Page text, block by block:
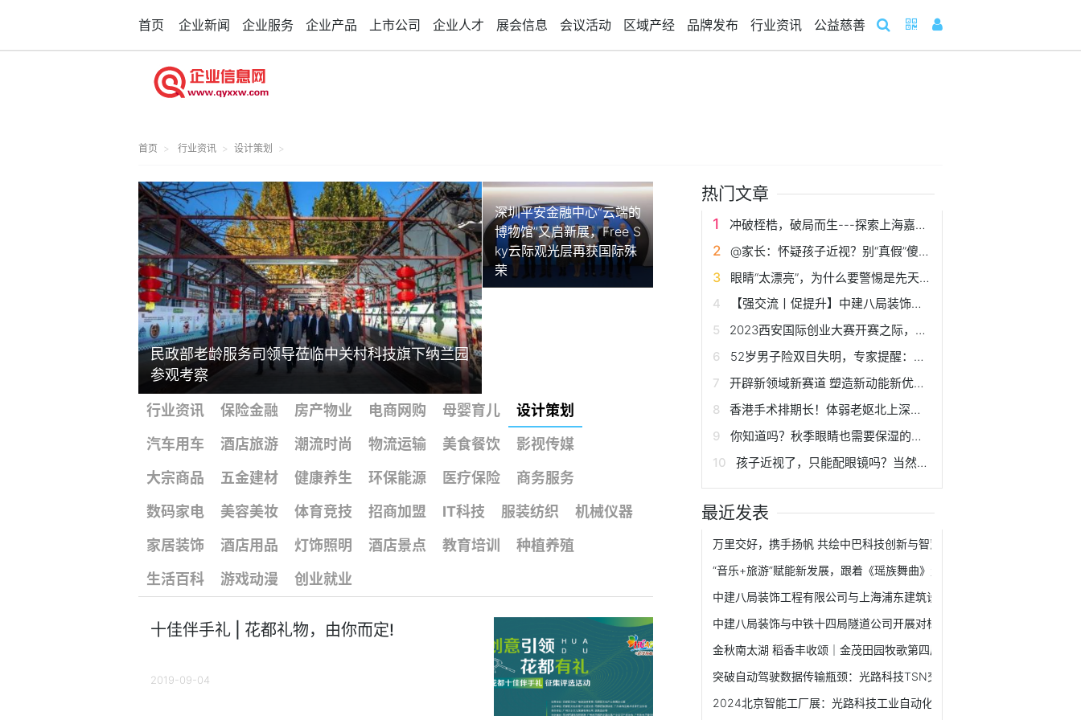
首页 企业新闻 企业服务 企业产品 上市公司 企业人才 展会信息 会议活动 区域产经 品牌发布 行业资讯 公益慈善
首页 行业资讯 设计策划
民政部老龄服务司领导莅临中关村科技旗下纳兰园
参观考察
深圳平安金融中心“云端的
博物馆”又启新展，Free S
ky云际观光层再获国际殊
荣
行业资讯 保险金融 房产物业 电商网购 母婴育儿
设计策划
汽车用车
酒店旅游 潮流时尚 物流运输 美食餐饮
影视传媒
大宗商品
五金建材 健康养生 环保能源 医疗保险
商务服务
数码家电
美容美妆 体育竞技 招商加盟 IT科技 服装纺织
机械仪器
家居装饰
酒店用品 灯饰照明 酒店景点 教育培训
种植养殖
生活百科
游戏动漫 创业就业
十佳伴手礼 | 花都礼物，由你而定!
2019-09-04
热门文章
冲破桎梏，破局而生---探索上海嘉定大融城的经营之道
@家长：怀疑孩子近视？别“真假”傻傻分不清
眼睛“太漂亮”，为什么要警惕是先天性青光眼？
【强交流丨促提升】中建八局装饰公司南方经理部同总承包公司第二分公司开展对标交流
2023西安国际创业大赛开赛之际，看高端装备制造硬核“出圈”
52岁男子险双目失明，专家提醒：糖尿病患者需警惕青光眼的发生
开辟新领域新赛道 塑造新动能新优势 | 科创赋能 助力西安建设国家创新名城
香港手术排期长！体弱老妪北上深圳，成功在爱尔解决急性泪囊炎
你知道吗？秋季眼睛也需要保湿的哟！
孩子近视了，只能配眼镜吗？当然不！
最近发表
万里交好，携手扬帆 共绘中巴科技创新与智慧城市新篇章
“音乐+旅游”赋能新发展，跟着《瑶族舞曲》走进千年瑶寨！
中建八局装饰工程有限公司与上海浦东建筑设计研究院有限公司签署战略
中建八局装饰与中铁十四局隧道公司开展对标交流学习活动
金秋南太湖 稻香丰收颂｜金茂田园牧歌第四届丰收节开幕！
突破自动驾驶数据传输瓶颈：光路科技TSN交换机应用解读
2024北京智能工厂展：光路科技工业自动化交换机赋能智能制造